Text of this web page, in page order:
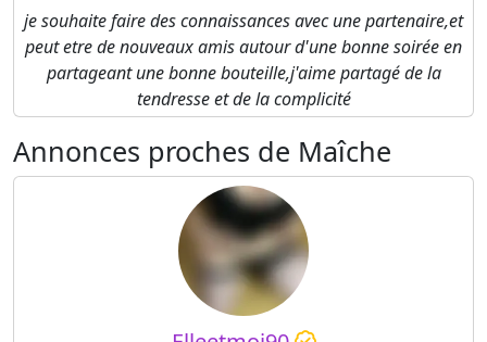
je souhaite faire des connaissances avec une partenaire,et
peut etre de nouveaux amis autour d'une bonne soirée en
partageant une bonne bouteille,j'aime partagé de la
tendresse et de la complicité
Annonces proches de Maîche